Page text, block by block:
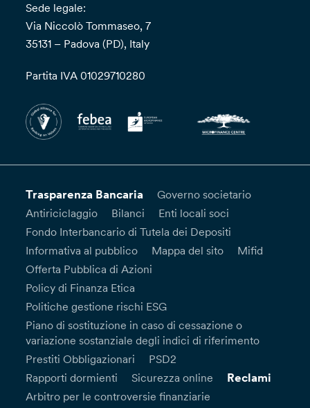
Sede legale:
Via Niccolò Tommaseo, 7
35131 – Padova (PD), Italy
Partita IVA 01029710280
Trasparenza Bancaria
Governo societario
Antiriciclaggio
Bilanci
Enti locali soci
Fondo Interbancario di Tutela dei Depositi
Informativa al pubblico
Mappa del sito
Mifid
Offerta Pubblica di Azioni
Policy di Finanza Etica
Politiche gestione rischi ESG
Piano di sostituzione in caso di cessazione o
variazione sostanziale degli indici di riferimento
Prestiti Obbligazionari
PSD2
Rapporti dormienti
Sicurezza online Reclami
Arbitro per le controversie finanziarie